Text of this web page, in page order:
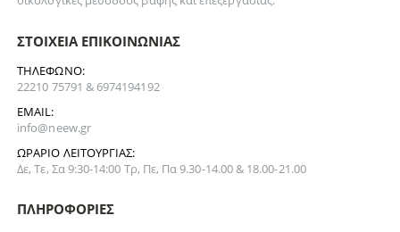
ΣΤΟΙΧΕΊΑ ΕΠΙΚΟΙΝΩΝΊΑΣ
ΤΗΛΈΦΩΝΟ:
22210 75791 & 6974194192
EMAIL:
info@neew.gr
ΩΡΆΡΙΟ ΛΕΙΤΟΥΡΓΊΑΣ:
Δε, Τε, Σα 9:30-14:00 Τρ, Πε, Πα 9.30-14.00 & 18.00-21.00
ΠΛΗΡΟΦΟΡΊΕΣ